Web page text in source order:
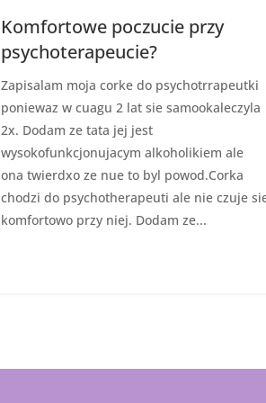
Komfortowe poczucie przy
psychoterapeucie?
Zapisalam moja corke do psychotrrapeutki
poniewaz w cuagu 2 lat sie samookaleczyla
2x. Dodam ze tata jej jest
wysokofunkcjonujacym alkoholikiem ale
ona twierdxo ze nue to byl powod.Corka
chodzi do psychotherapeuti ale nie czuje
komfortowo przy niej. Dodam ze...